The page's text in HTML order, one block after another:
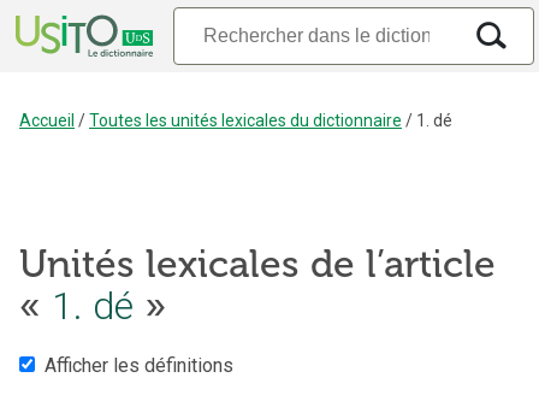
Accueil /Toutes les unités lexicales du dictionnaire / 1. dé
Unités lexicales de l’article
« 1. dé »
Afficher les définitions